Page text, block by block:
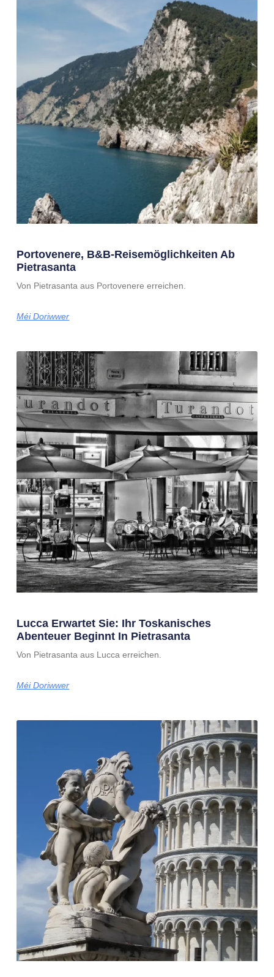
Portovenere, B&B-Reisemöglichkeiten Ab
Pietrasanta
Von Pietrasanta aus Portovenere erreichen.
Méi Doriwwer
Lucca Erwartet Sie: Ihr Toskanisches
Abenteuer Beginnt In Pietrasanta
Von Pietrasanta aus Lucca erreichen.
Méi Doriwwer